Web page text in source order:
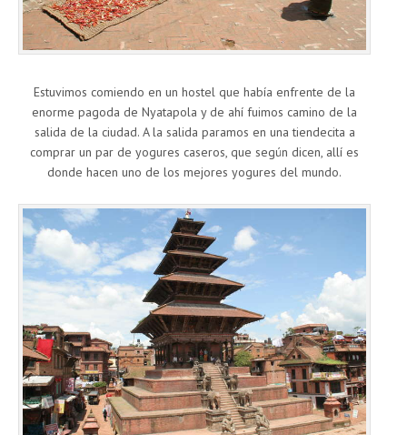
Estuvimos comiendo en un hostel que había enfrente de la
enorme pagoda de Nyatapola y de ahí fuimos camino de la
salida de la ciudad. A la salida paramos en una tiendecita a
comprar un par de yogures caseros, que según dicen, allí es
donde hacen uno de los mejores yogures del mundo.